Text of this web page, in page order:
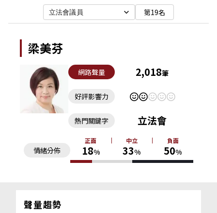
立法會議員 第19名
梁美芬
網路聲量 2,018筆
好評影響力
情緒分佈
正面
18%
中立
33%
負面
50%
熱門關鍵字 立法會
聲量趨勢